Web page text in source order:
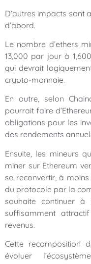
D’autres impacts sont
d’abord.
Le nombre d’ethers
13,000 par jour à
qui devrait
crypto-monnaie.
En outre, selon
pourrait faire
obligations pour les
des rendements
Ensuite, les mineurs
miner sur Ethereum
se reconvertir, à
du protocole par la
souhaite continuer
suffisamment
revenus.
Cette recomposition
évoluer